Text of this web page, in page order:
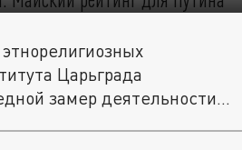
Царьграда
замер деятельности...